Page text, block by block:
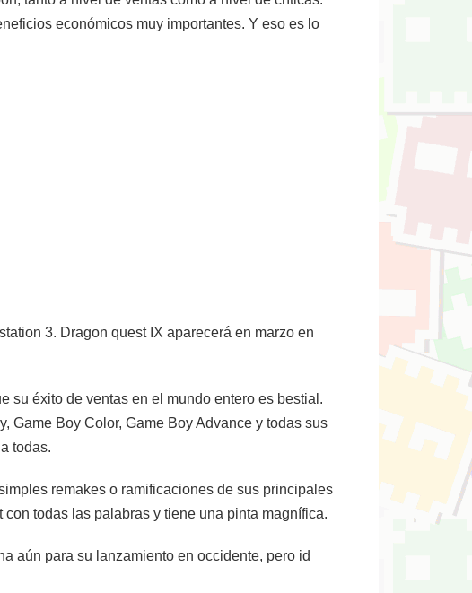
económicos muy importantes. Y eso es lo
3. Dragon quest IX aparecerá en marzo en
su éxito de ventas en el mundo entero es bestial.
Game Boy Color, Game Boy Advance y todas sus
todas.
remakes o ramificaciones de sus principales
todas las palabras y tiene una pinta magnífica.
aún para su lanzamiento en occidente, pero id